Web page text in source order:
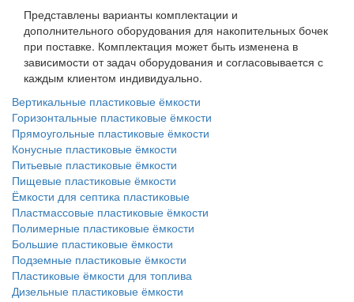
Представлены варианты комплектации и
дополнительного оборудования для накопительных бочек
при поставке. Комплектация может быть изменена в
зависимости от задач оборудования и согласовывается с
каждым клиентом индивидуально.
Вертикальные пластиковые ёмкости
Горизонтальные пластиковые ёмкости
Прямоугольные пластиковые ёмкости
Конусные пластиковые ёмкости
Питьевые пластиковые ёмкости
Пищевые пластиковые ёмкости
Ёмкости для септика пластиковые
Пластмассовые пластиковые ёмкости
Полимерные пластиковые ёмкости
Большие пластиковые ёмкости
Подземные пластиковые ёмкости
Пластиковые ёмкости для топлива
Дизельные пластиковые ёмкости